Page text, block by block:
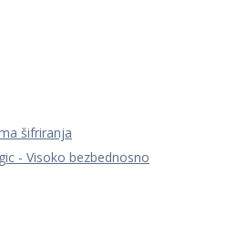
šifriranja
- Visoko bezbednosno